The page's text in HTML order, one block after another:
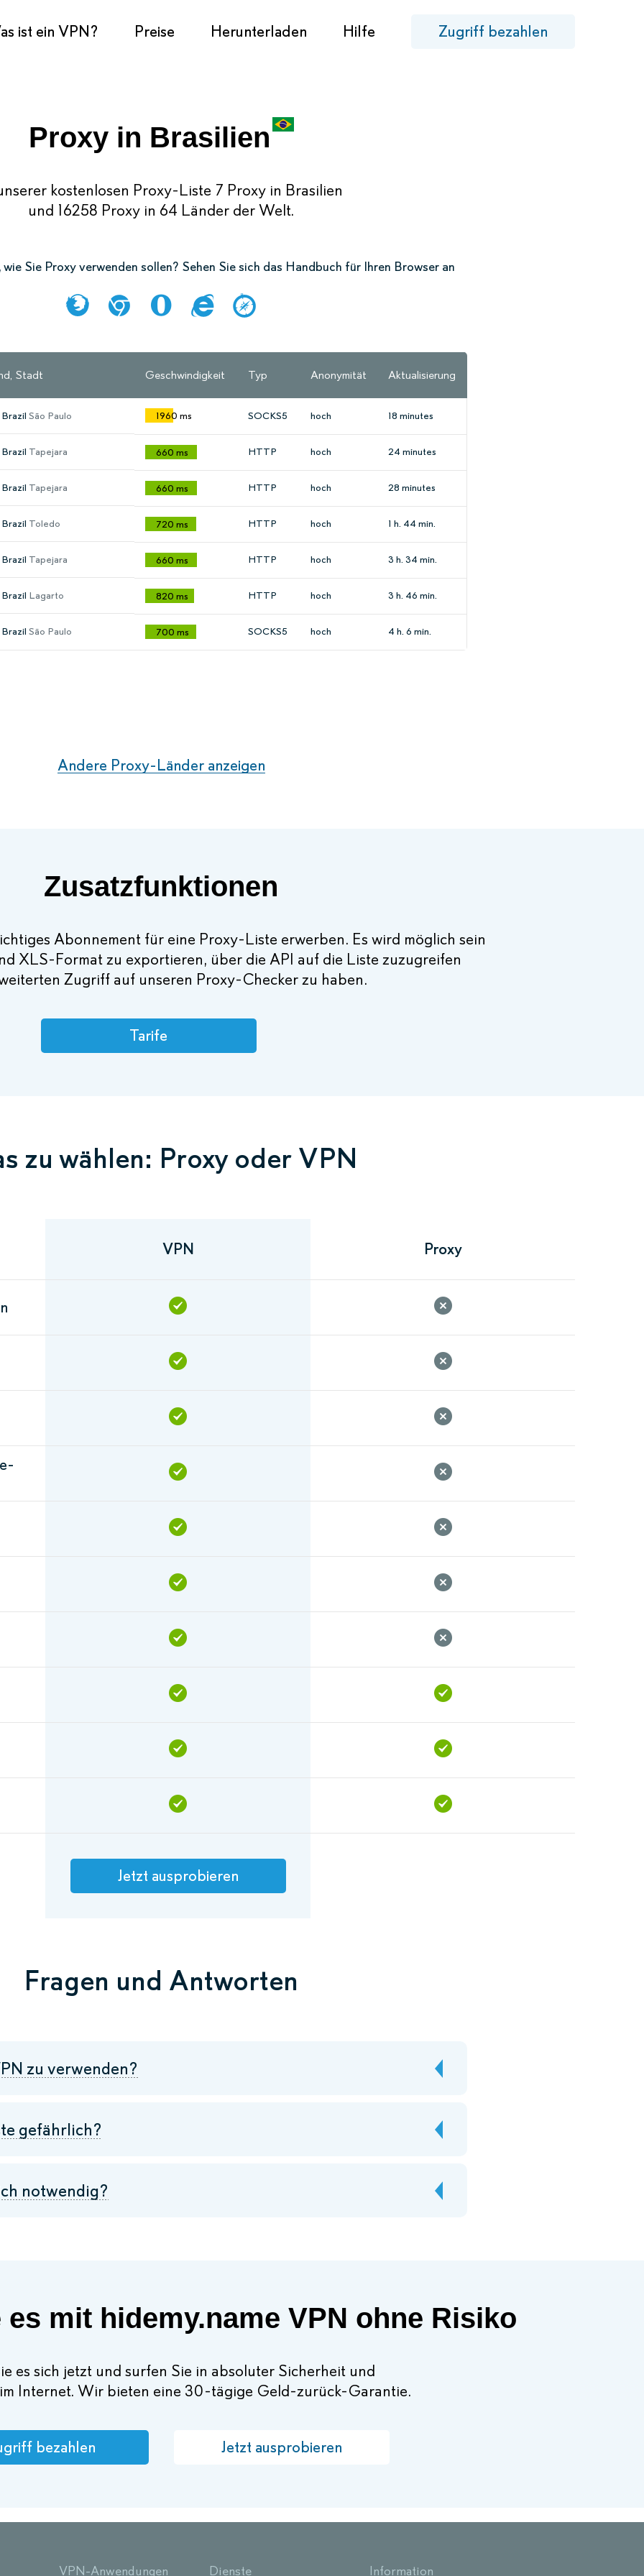
ist ein VPN? Preise Herunterladen Hilfe Zugriff bezahlen
Proxy in Brasilien
kostenlosen Proxy-Liste 7 Proxy in Brasilien
und 16258 Proxy in 64 Länder der Welt.
Sie Proxy verwenden sollen? Sehen Sie sich das Handbuch für Ihren Browser an
Stadt Geschwindigkeit Typ Anonymität Aktualisierung
Brazil São Paulo 1960 ms SOCKS5 hoch 18 minutes
Brazil Tapejara 660 ms HTTP hoch 24 minutes
Brazil Tapejara 660 ms HTTP hoch 28 minutes
Brazil Toledo 720 ms HTTP hoch 1 h. 44 min.
Brazil Tapejara 660 ms HTTP hoch 3 h. 34 min.
Brazil Lagarto 820 ms HTTP hoch 3 h. 46 min.
Brazil São Paulo 700 ms SOCKS5 hoch 4 h. 6 min.
Andere Proxy-Länder anzeigen
Zusatzfunktionen
Abonnement für eine Proxy-Liste erwerben. Es wird möglich sein
XLS-Format zu exportieren, über die API auf die Liste zuzugreifen
Zugriff auf unseren Proxy-Checker zu haben.
Tarife
zu wählen: Proxy oder VPN
VPN Proxy
Jetzt ausprobieren
Fragen und Antworten
zu verwenden?
gefährlich?
notwendig?
mit hidemy.name VPN ohne Risiko
es sich jetzt und surfen Sie in absoluter Sicherheit und
Internet. Wir bieten eine 30-tägige Geld-zurück-Garantie.
bezahlen Jetzt ausprobieren
VPN-Anwendungen Dienste Information